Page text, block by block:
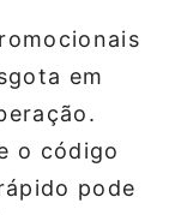
em
o código
pode